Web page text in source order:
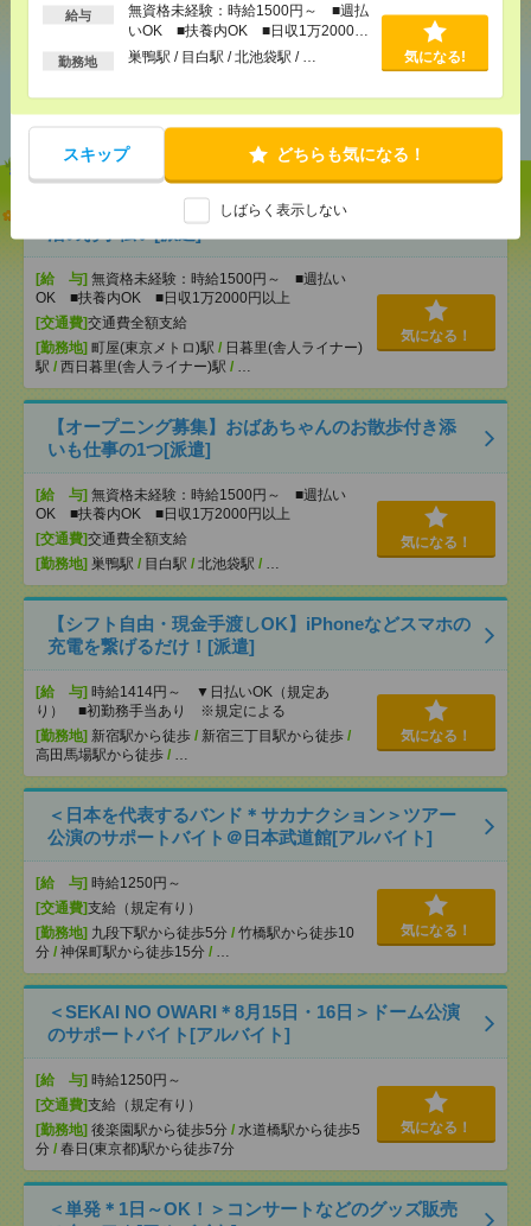
給与
無資格未経験：時給1500円～ ■週払
いOK ■扶養内OK ■日収1万2000円
以上
勤務地 巣鴨駅 / 目白駅 / 北池袋駅 / … 気になる!
スキップ どちらも気になる！
しばらく表示しない
説明会参加で全員に【現金2千円相当プレゼント】生
[給 与] 無資格未経験：時給1500円～ ■週払い
OK ■扶養内OK ■日収1万2000円以上
[交通費]交通費全額支給
[勤務地] 町屋(東京メトロ)駅 / 日暮里(舎人ライナー)
駅 / 西日暮里(舎人ライナー)駅 / …
気になる！
【オープニング募集】おばあちゃんのお散歩付き添
いも仕事の1つ[派遣]
[給 与] 無資格未経験：時給1500円～ ■週払い
OK ■扶養内OK ■日収1万2000円以上
[交通費]交通費全額支給
[勤務地] 巣鴨駅 / 目白駅 / 北池袋駅 / …
気になる！
【シフト自由・現金手渡しOK】iPhoneなどスマホの
充電を繋げるだけ！[派遣]
[給 与] 時給1414円～ ▼日払いOK（規定あ
り） ■初勤務手当あり ※規定による
[勤務地] 新宿駅から徒歩 / 新宿三丁目駅から徒歩 /
高田馬場駅から徒歩 / …
気になる！
＜日本を代表するバンド＊サカナクション＞ツアー
公演のサポートバイト＠日本武道館[アルバイト]
[給 与] 時給1250円～
[交通費]支給（規定有り）
[勤務地] 九段下駅から徒歩5分 / 竹橋駅から徒歩10
分 / 神保町駅から徒歩15分 / …
気になる！
＜SEKAI NO OWARI＊8月15日・16日＞ドーム公演
のサポートバイト[アルバイト]
[給 与] 時給1250円～
[交通費]支給（規定有り）
[勤務地] 後楽園駅から徒歩5分 / 水道橋駅から徒歩5
分 / 春日(東京都)駅から徒歩7分
気になる！
＜単発＊1日～OK！＞コンサートなどのグッズ販売